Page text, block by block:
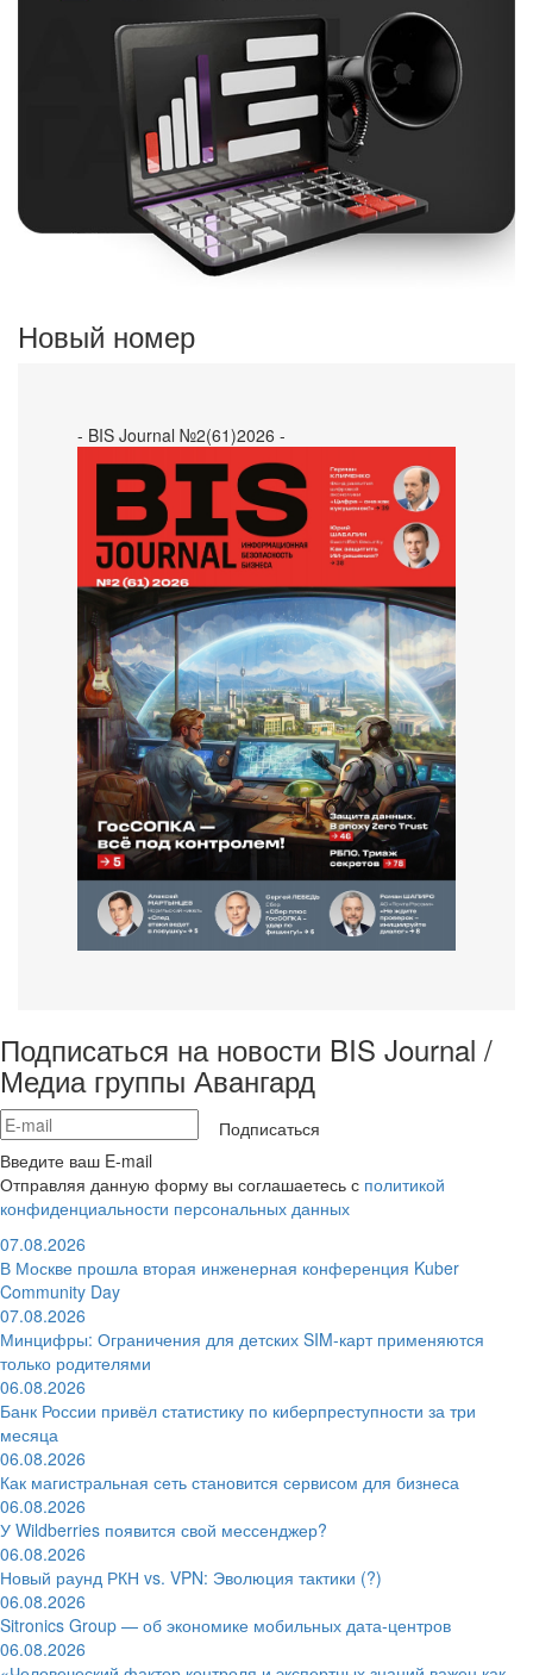
Новый номер
- BIS Journal №2(61)2026 -
Подписаться на новости BIS Journal /
Медиа группы Авангард
Подписаться
Введите ваш E-mail
Отправляя данную форму вы соглашаетесь с политикой
конфиденциальности персональных данных
07.08.2026
В Москве прошла вторая инженерная конференция Kuber
Community Day
07.08.2026
Минцифры: Ограничения для детских SIM-карт применяются
только родителями
06.08.2026
Банк России привёл статистику по киберпреступности за три
месяца
06.08.2026
Как магистральная сеть становится сервисом для бизнеса
06.08.2026
У Wildberries появится свой мессенджер?
06.08.2026
Новый раунд РКН vs. VPN: Эволюция тактики (?)
06.08.2026
Sitronics Group — об экономике мобильных дата-центров
06.08.2026